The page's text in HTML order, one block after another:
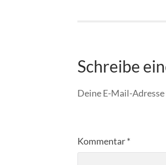
Schreibe
Deine E-Mail-
Kommentar*